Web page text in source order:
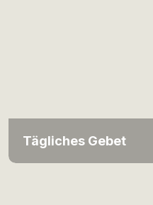
Tägliches Gebet